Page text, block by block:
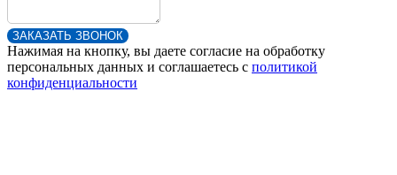
ЗАКАЗАТЬ ЗВОНОК
Нажимая на кнопку, вы даете согласие на обработку
персональных данных и соглашаетесь c политикой
конфиденциальности